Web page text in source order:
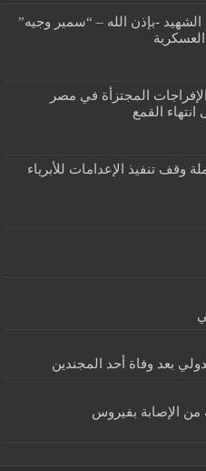
-بإذن الله – “سمير وجيه”
العسكرية
المجتزأة في مصر
القمع
وقف تنفيذ الإعدامات للأبرياء
بعد وفاة أحد المجندين
من الإصابة بفيروس